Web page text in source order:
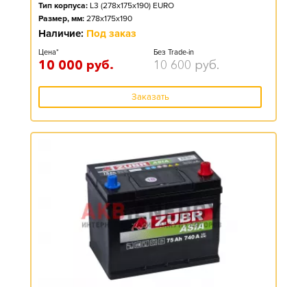
Тип корпуса: L3 (278x175x190) EURO
Размер, мм: 278x175x190
Наличие: Под заказ
Цена*
10 000 руб.
Без Trade-in
10 600 руб.
Заказать